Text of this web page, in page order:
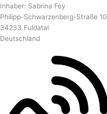
Inhaber: Sabrina Fey
Philipp-Schwarzenberg-Straße 10
34233 Fuldatal
Deutschland